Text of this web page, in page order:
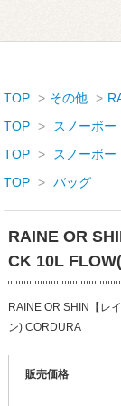
TOP > その他 >
TOP >
スノーボー
TOP >
スノーボー
TOP > バッグ
RAINE OR
CK 10L
RAINE OR SHIN【レ
ン) CORDURA
販売価格